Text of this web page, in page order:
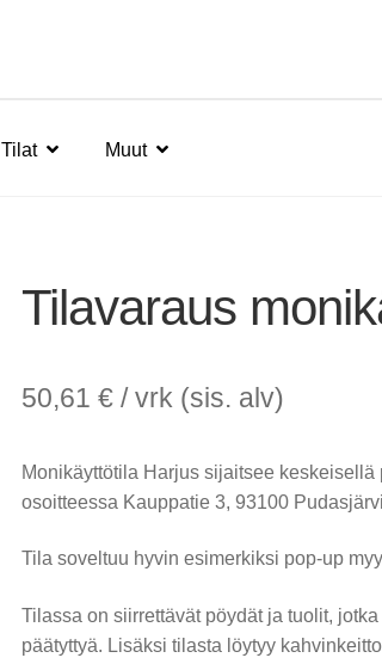
Tilat Muut
Tilavaraus
50,61 € / vrk (sis. alv)
Monikäyttötila Harjus sijaitsee
osoitteessa Kauppatie 3, 93100
Tila soveltuu hyvin esimerkiksi pop-up
Tilassa on siirrettävät pöydät ja tuolit,
päätyttyä. Lisäksi tilasta löytyy